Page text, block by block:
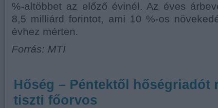
%-altöbbet az előző évinél. Az éves
8,5 milliárd forintot, ami 10 %-os
évhez mérten.
Forrás: MTI
Hőség – Péntektől hőségriadót
tiszti főorvos